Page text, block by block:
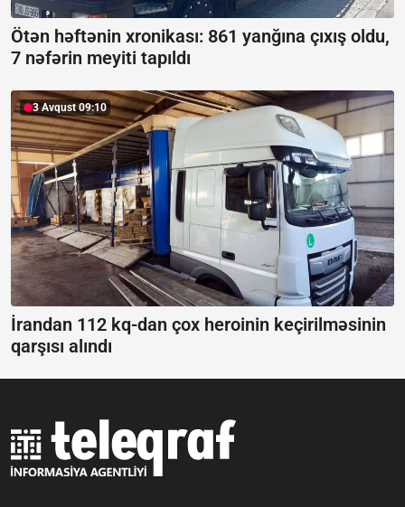
Ötən həftənin xronikası: 861 yanğına çıxış oldu,
7 nəfərin meyiti tapıldı
3 Avqust 09:10
İrandan 112 kq-dan çox heroinin keçirilməsinin
qarşısı alındı